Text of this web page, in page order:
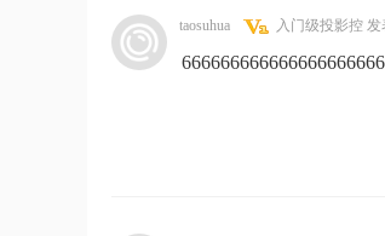
taosuhua 入门级投影控 发